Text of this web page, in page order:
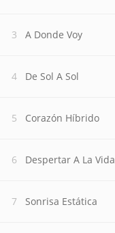
A Donde Voy
De Sol A Sol
Corazón Híbrido
Despertar A La Vida
Sonrisa Estática